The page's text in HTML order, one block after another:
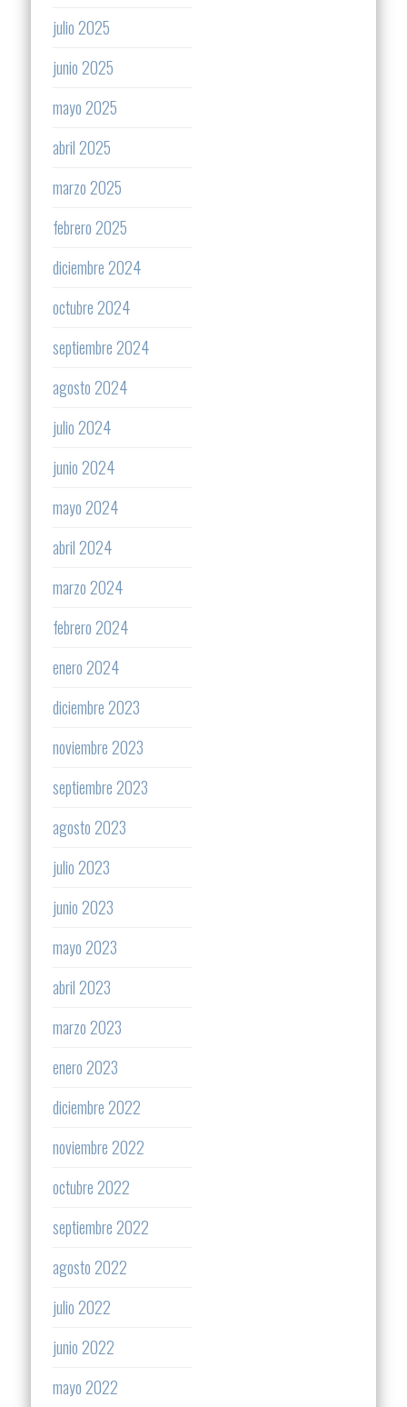
julio 2025
junio 2025
mayo 2025
abril 2025
marzo 2025
febrero 2025
diciembre 2024
octubre 2024
septiembre 2024
agosto 2024
julio 2024
junio 2024
mayo 2024
abril 2024
marzo 2024
febrero 2024
enero 2024
diciembre 2023
noviembre 2023
septiembre 2023
agosto 2023
julio 2023
junio 2023
mayo 2023
abril 2023
marzo 2023
enero 2023
diciembre 2022
noviembre 2022
octubre 2022
septiembre 2022
agosto 2022
julio 2022
junio 2022
mayo 2022